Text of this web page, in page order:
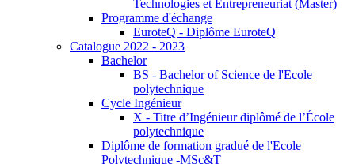
Technologies et Entrepreneuriat (Master)
Programme d'échange
EuroteQ - Diplôme EuroteQ
Catalogue 2022 - 2023
Bachelor
BS - Bachelor of Science de l'Ecole
polytechnique
Cycle Ingénieur
X - Titre d’Ingénieur diplômé de l’École
polytechnique
Diplôme de formation gradué de l'Ecole
Polytechnique -MSc&T